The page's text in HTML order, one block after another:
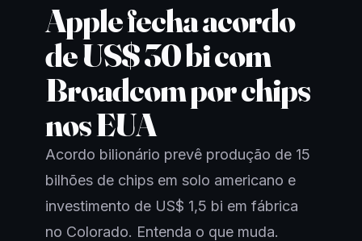
Apple fecha acordo
de US$ 30 bi com
Broadcom por chips
nos EUA
Acordo bilionário prevê produção de 15
bilhões de chips em solo americano e
investimento de US$ 1,5 bi em fábrica
no Colorado. Entenda o que muda.